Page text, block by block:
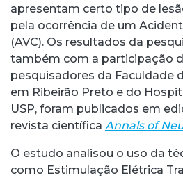
apresentam certo tipo de
pela ocorrência de um
(AVC). Os resultados da
também com a participação
pesquisadores da Faculdade
em Ribeirão Preto e do
USP, foram publicados em
revista científica Annals of
O estudo analisou o uso da
como Estimulação Elétrica